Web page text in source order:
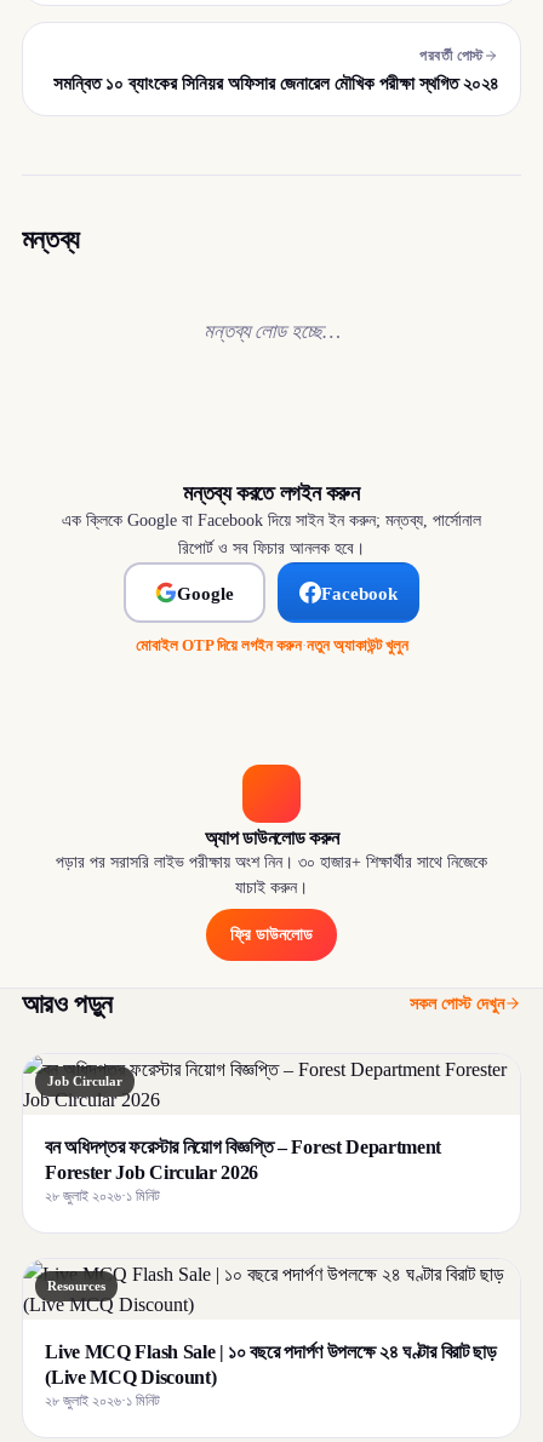
পরবর্তী পোস্ট
সমন্বিত ১০ ব্যাংকের সিনিয়র অফিসার জেনারেল মৌখিক পরীক্ষা স্থগিত ২০২৪
মন্তব্য
মন্তব্য লোড হচ্ছে…
মন্তব্য করতে লগইন করুন
এক ক্লিকে Google বা Facebook দিয়ে সাইন ইন করুন; মন্তব্য, পার্সোনাল
রিপোর্ট ও সব ফিচার আনলক হবে।
Google Facebook
মোবাইল OTP দিয়ে লগইন করুন·নতুন অ্যাকাউন্ট খুলুন
অ্যাপ ডাউনলোড করুন
পড়ার পর সরাসরি লাইভ পরীক্ষায় অংশ নিন। ৩০ হাজার+ শিক্ষার্থীর সাথে নিজেকে
যাচাই করুন।
ফ্রি ডাউনলোড
আরও পড়ুন সকল পোস্ট দেখুন
Job Circular
বন অধিদপ্তর ফরেস্টার নিয়োগ বিজ্ঞপ্তি – Forest Department
Forester Job Circular 2026
২৮ জুলাই ২০২৬·১ মিনিট
Resources
Live MCQ Flash Sale | ১০ বছরে পদার্পণ উপলক্ষে ২৪ ঘণ্টার বিরাট ছাড়
(Live MCQ Discount)
২৮ জুলাই ২০২৬·১ মিনিট